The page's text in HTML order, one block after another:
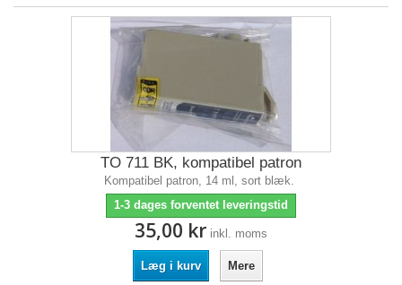
TO 711 BK, kompatibel patron
Kompatibel patron, 14 ml, sort blæk.
1-3 dages forventet leveringstid
35,00 kr inkl. moms
Læg i kurv Mere